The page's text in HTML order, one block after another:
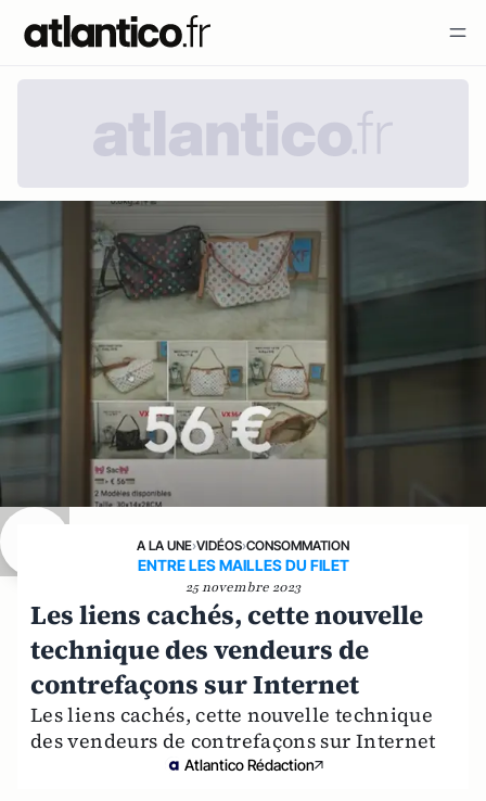
A LA UNE›VIDÉOS›CONSOMMATION
ENTRE LES MAILLES DU FILET
25 novembre 2023
Les liens cachés, cette nouvelle
technique des vendeurs de
contrefaçons sur Internet
Les liens cachés, cette nouvelle technique
des vendeurs de contrefaçons sur Internet
Atlantico Rédaction